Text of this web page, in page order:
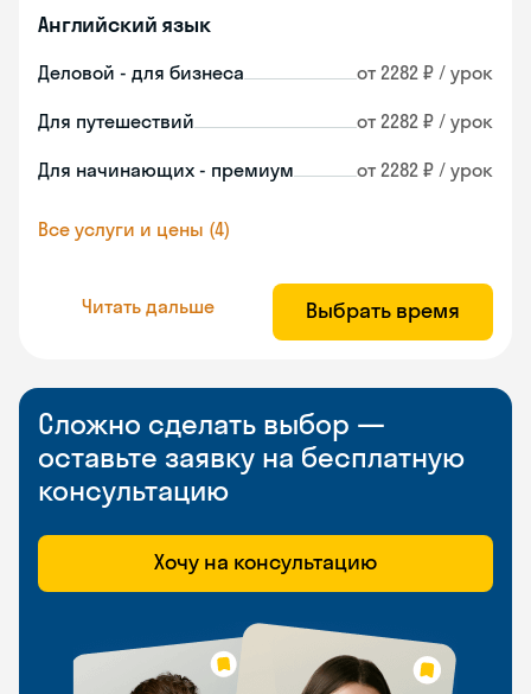
Английский язык
Деловой - для бизнеса от 2282 ₽ / урок
Для путешествий от 2282 ₽ / урок
Для начинающих - премиум от 2282 ₽ / урок
Все услуги и цены (4)
Читать дальше Выбрать время
Сложно сделать выбор —
оставьте заявку на бесплатную
консультацию
Хочу на консультацию